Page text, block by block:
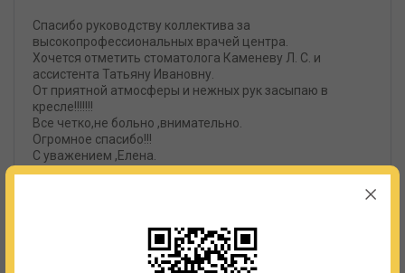
Спасибо руководству коллектива за
высокопрофессиональных врачей центра.
Хочется отметить стоматолога Каменеву Л. С. и
ассистента Татьяну Ивановну.
От приятной атмосферы и нежных рук засыпаю в
кресле!!!!!!!
Все четко,не больно ,внимательно.
Огромное спасибо!!!
С уважением ,Елена.
Благодарим Вас за высокую оценку наших